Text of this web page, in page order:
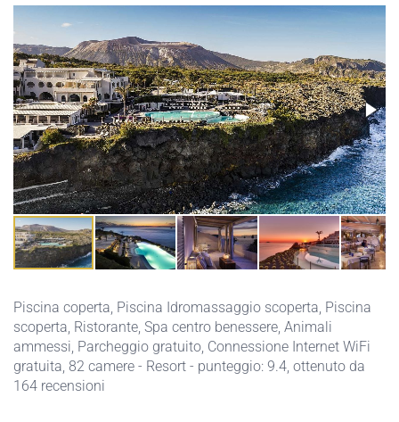
Piscina coperta, Piscina Idromassaggio scoperta, Piscina
scoperta, Ristorante, Spa centro benessere, Animali
ammessi, Parcheggio gratuito, Connessione Internet WiFi
gratuita, 82 camere - Resort - punteggio: 9.4, ottenuto da
164 recensioni